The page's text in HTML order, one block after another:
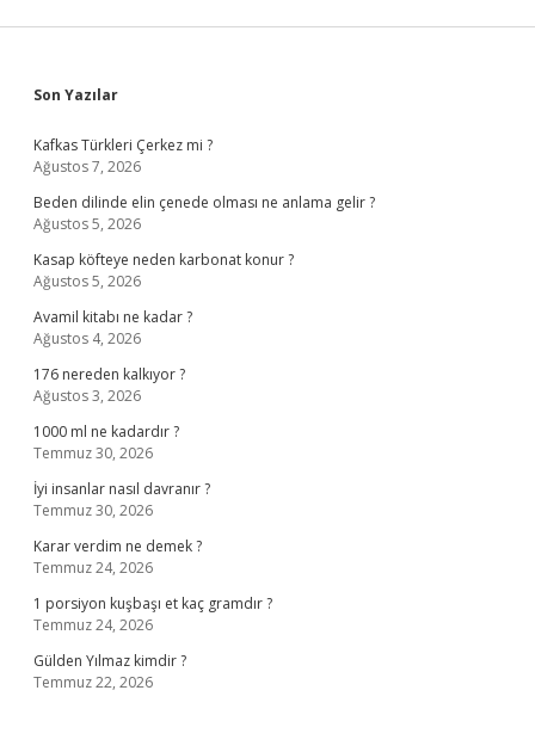
Sidebar
Son Yazılar
Kafkas Türkleri Çerkez mi ?
Ağustos 7, 2026
Beden dilinde elin çenede olması ne anlama gelir ?
Ağustos 5, 2026
Kasap köfteye neden karbonat konur ?
Ağustos 5, 2026
Avamil kitabı ne kadar ?
Ağustos 4, 2026
176 nereden kalkıyor ?
Ağustos 3, 2026
1000 ml ne kadardır ?
Temmuz 30, 2026
İyi insanlar nasıl davranır ?
Temmuz 30, 2026
Karar verdim ne demek ?
Temmuz 24, 2026
1 porsiyon kuşbaşı et kaç gramdır ?
Temmuz 24, 2026
Gülden Yılmaz kimdir ?
Temmuz 22, 2026